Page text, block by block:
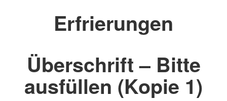
Erfrierungen
Überschrift – Bitte
ausfüllen (Kopie 1)